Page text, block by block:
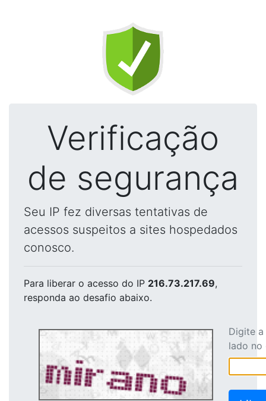
Verificação
de segurança
Seu IP fez diversas tentativas de
acessos suspeitos a sites hospedados
conosco.
Para liberar o acesso do IP 216.73.217.69,
responda ao desafio abaixo.
Digite
lado no